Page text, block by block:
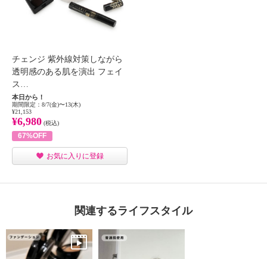
チェンジ 紫外線対策しながら
透明感のある肌を演出 フェイ
ス…
本日から！
期間限定：8/7(金)〜13(木)
¥21,153
¥6,980 (税込)
67%OFF
お気に入りに登録
関連するライフスタイル